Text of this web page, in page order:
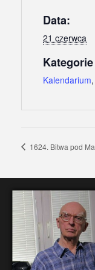
Data:
21 czerwca
Kalendarium,
1624. Bitwa pod